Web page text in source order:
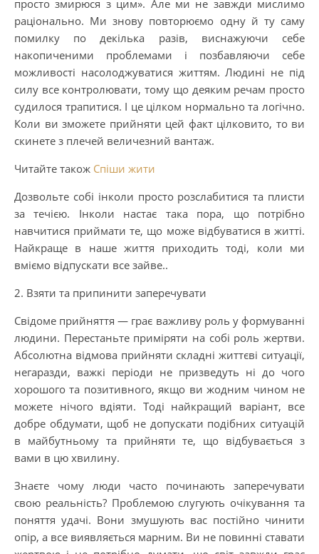
просто змирюся з цим». Але ми не завжди мислимо
раціонально. Ми знову повторюємо одну й ту саму
помилку по декілька разів, виснажуючи себе
накопиченими проблемами і позбавляючи себе
можливості насолоджуватися життям. Людині не під
силу все контролювати, тому що деяким речам просто
судилося трапитися. І це цілком нормально та логічно.
Коли ви зможете прийняти цей факт цілковито, то ви
скинете з плечей величезний вантаж.
Читайте також Спіши жити
Дозвольте собі інколи просто розслабитися та плисти
за течією. Інколи настає така пора, що потрібно
навчитися приймати те, що може відбуватися в житті.
Найкраще в наше життя приходить тоді, коли ми
вміємо відпускати все зайве..
2. Взяти та припинити заперечувати
Свідоме прийняття — грає важливу роль у формуванні
людини. Перестаньте приміряти на собі роль жертви.
Абсолютна відмова прийняти складні життєві ситуації,
негаразди, важкі періоди не призведуть ні до чого
хорошого та позитивного, якщо ви жодним чином не
можете нічого вдіяти. Тоді найкращий варіант, все
добре обдумати, щоб не допускати подібних ситуацій
в майбутньому та прийняти те, що відбувається з
вами в цю хвилину.
Знаєте чому люди часто починають заперечувати
свою реальність? Проблемою слугують очікування та
поняття удачі. Вони змушують вас постійно чинити
опір, а все виявляється марним. Ви не повинні ставати